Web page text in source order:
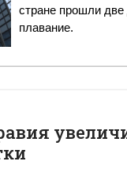
стране прошли две
плавание.